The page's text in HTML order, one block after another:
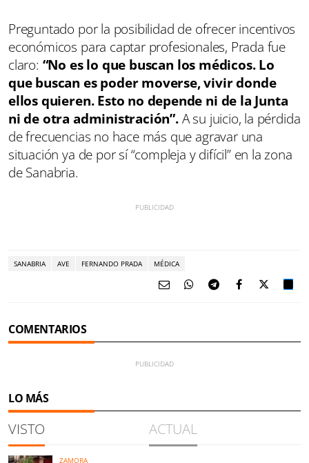
Preguntado por la posibilidad de ofrecer incentivos
económicos para captar profesionales, Prada fue
claro: “No es lo que buscan los médicos. Lo
que buscan es poder moverse, vivir donde
ellos quieren. Esto no depende ni de la Junta
ni de otra administración”.A su juicio, la pérdida
de frecuencias no hace más que agravar una
situación ya de por sí “compleja y difícil” en la zona
de Sanabria.
SANABRIA AVE FERNANDO PRADA MÉDICA
COMENTARIOS
LO MÁS
VISTO ACTUAL
ZAMORA